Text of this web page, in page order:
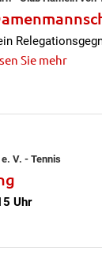
Sie mehr
V. - Tennis
Uhr